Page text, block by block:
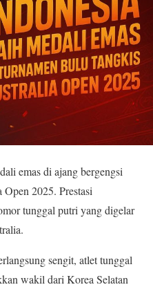
emas di ajang bergengsi
2025. Prestasi
tunggal putri yang digelar
sengit, atlet tunggal
wakil dari Korea Selatan